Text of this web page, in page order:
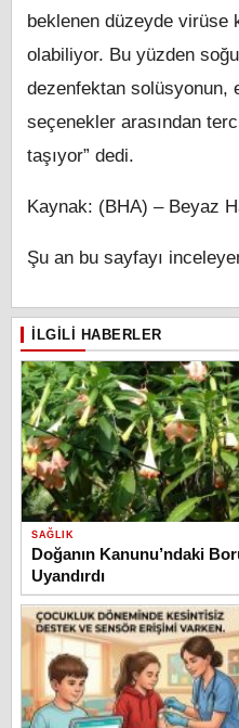
beklenen düzeyde virüse
olabiliyor. Bu yüzden
dezenfektan solüsyonun,
seçenekler arasından
taşıyor” dedi.
Kaynak: (BHA) – Beyaz
Şu an bu sayfayı
İLGILI HABERLER
SAĞLIK
Doğanın Kanunu’ndaki
Uyandırdı